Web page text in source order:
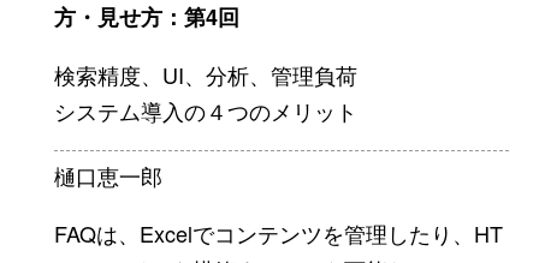
方・見せ方：第4回
検索精度、UI、分析、管理負荷
システム導入の４つのメリット
樋口恵一郎
FAQは、Excelでコンテンツを管理したり、HT